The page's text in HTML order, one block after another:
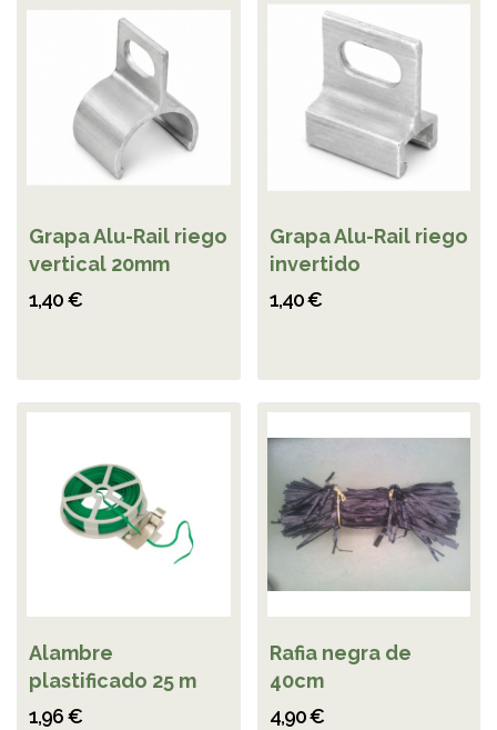
Grapa Alu-Rail riego
vertical 20mm
1,40 €
Grapa Alu-Rail riego
invertido
1,40 €
Alambre
plastificado 25 m
1,96 €
Rafia negra de
40cm
4,90 €